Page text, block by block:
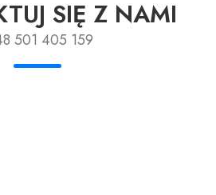
SIĘ Z NAMI
501 405 159